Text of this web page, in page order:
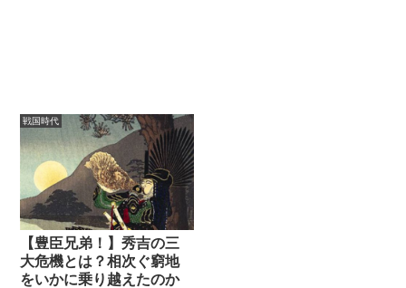
戦国時代
【豊臣兄弟！】秀吉の三
大危機とは？相次ぐ窮地
をいかに乗り越えたのか